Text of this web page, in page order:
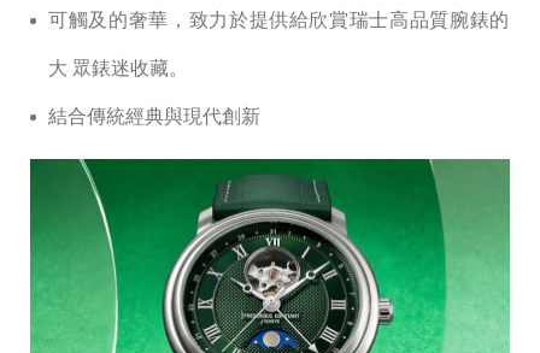
可觸及的奢華，致⼒於提供給欣賞瑞⼠⾼品質腕錶的
⼤ 眾錶迷收藏。
結合傳統經典與現代創新